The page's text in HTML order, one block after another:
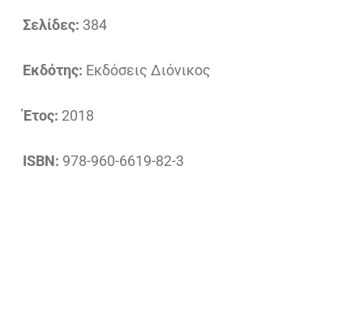
Σελίδες: 384
Εκδότης: Εκδόσεις Διόνικος
Έτος: 2018
ISBN: 978-960-6619-82-3